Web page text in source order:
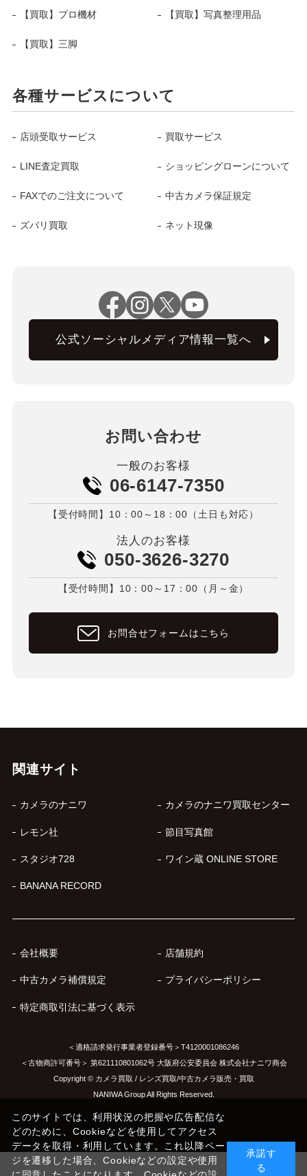
【買取】プロ機材 【買取】写真整理用品
【買取】三脚
各種サービスについて
店頭受取サービス 買取サービス
LINE査定買取 ショッピングローンについて
FAXでのご注文について 中古カメラ保証規定
ズバリ買取 ネット現像
公式ソーシャルメディア情報一覧へ
お問い合わせ
一般のお客様
06-6147-7350
【受付時間】10：00～18：00（土日も対応）
法人のお客様
050-3626-3270
【受付時間】10：00～17：00（月～金）
お問合せフォームはこちら
関連サイト
カメラのナニワ カメラのナニワ買取センター
レモン社 節目写真館
スタジオ728 ワイン蔵 ONLINE STORE
BANANA RECORD
会社概要 店舗規約
中古カメラ補償規定 プライバシーポリシー
特定商取引法に基づく表示
＜適格請求発行事業者登録番号＞T4120001086246
＜古物商許可番号＞ 第621110801062号 大阪府公安委員会 株式会社ナニワ商会
Copyright © カメラ買取 / レンズ買取/中古カメラ販売・買取
NANIWA Group All Rights Reserved.
このサイトでは、利用状況の把握や広告配信な
どのために、Cookieなどを使用してアクセス
データを取得・利用しています。これ以降ペー
ジを遷移した場合、Cookieなどの設定や使用
承諾す
る